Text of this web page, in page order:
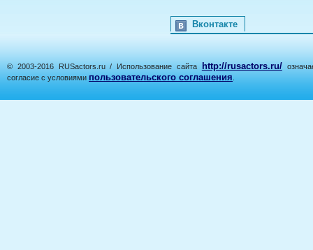
Вконтакте
© 2003-2016 RUSactors.ru / Использование сайта http://rusactors.ru/
согласие с условиями пользовательского соглашения